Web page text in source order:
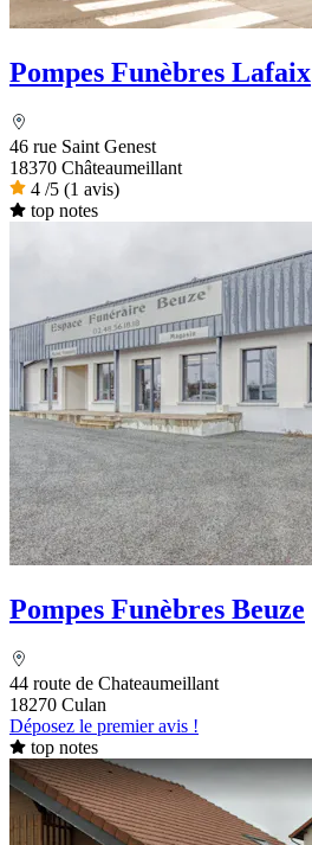
Pompes Funèbres Lafaix
46 rue Saint Genest
18370 Châteaumeillant
4 /5 (1 avis)
top notes
Pompes Funèbres Beuze
44 route de Chateaumeillant
18270 Culan
Déposez le premier avis !
top notes